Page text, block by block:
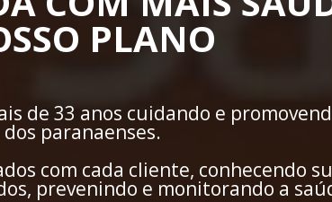
PLANO
de 33 anos cuidando e
paranaenses.
com cada cliente, conhecendo
prevenindo e monitorando a